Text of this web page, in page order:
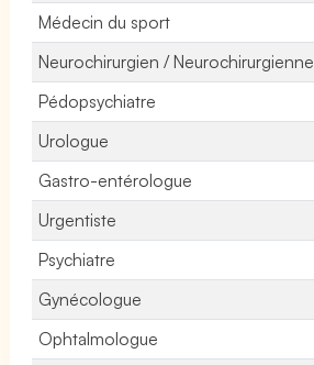
Médecin du sport
Neurochirurgien / Neurochirurgienne
Pédopsychiatre
Urologue
Gastro-entérologue
Urgentiste
Psychiatre
Gynécologue
Ophtalmologue